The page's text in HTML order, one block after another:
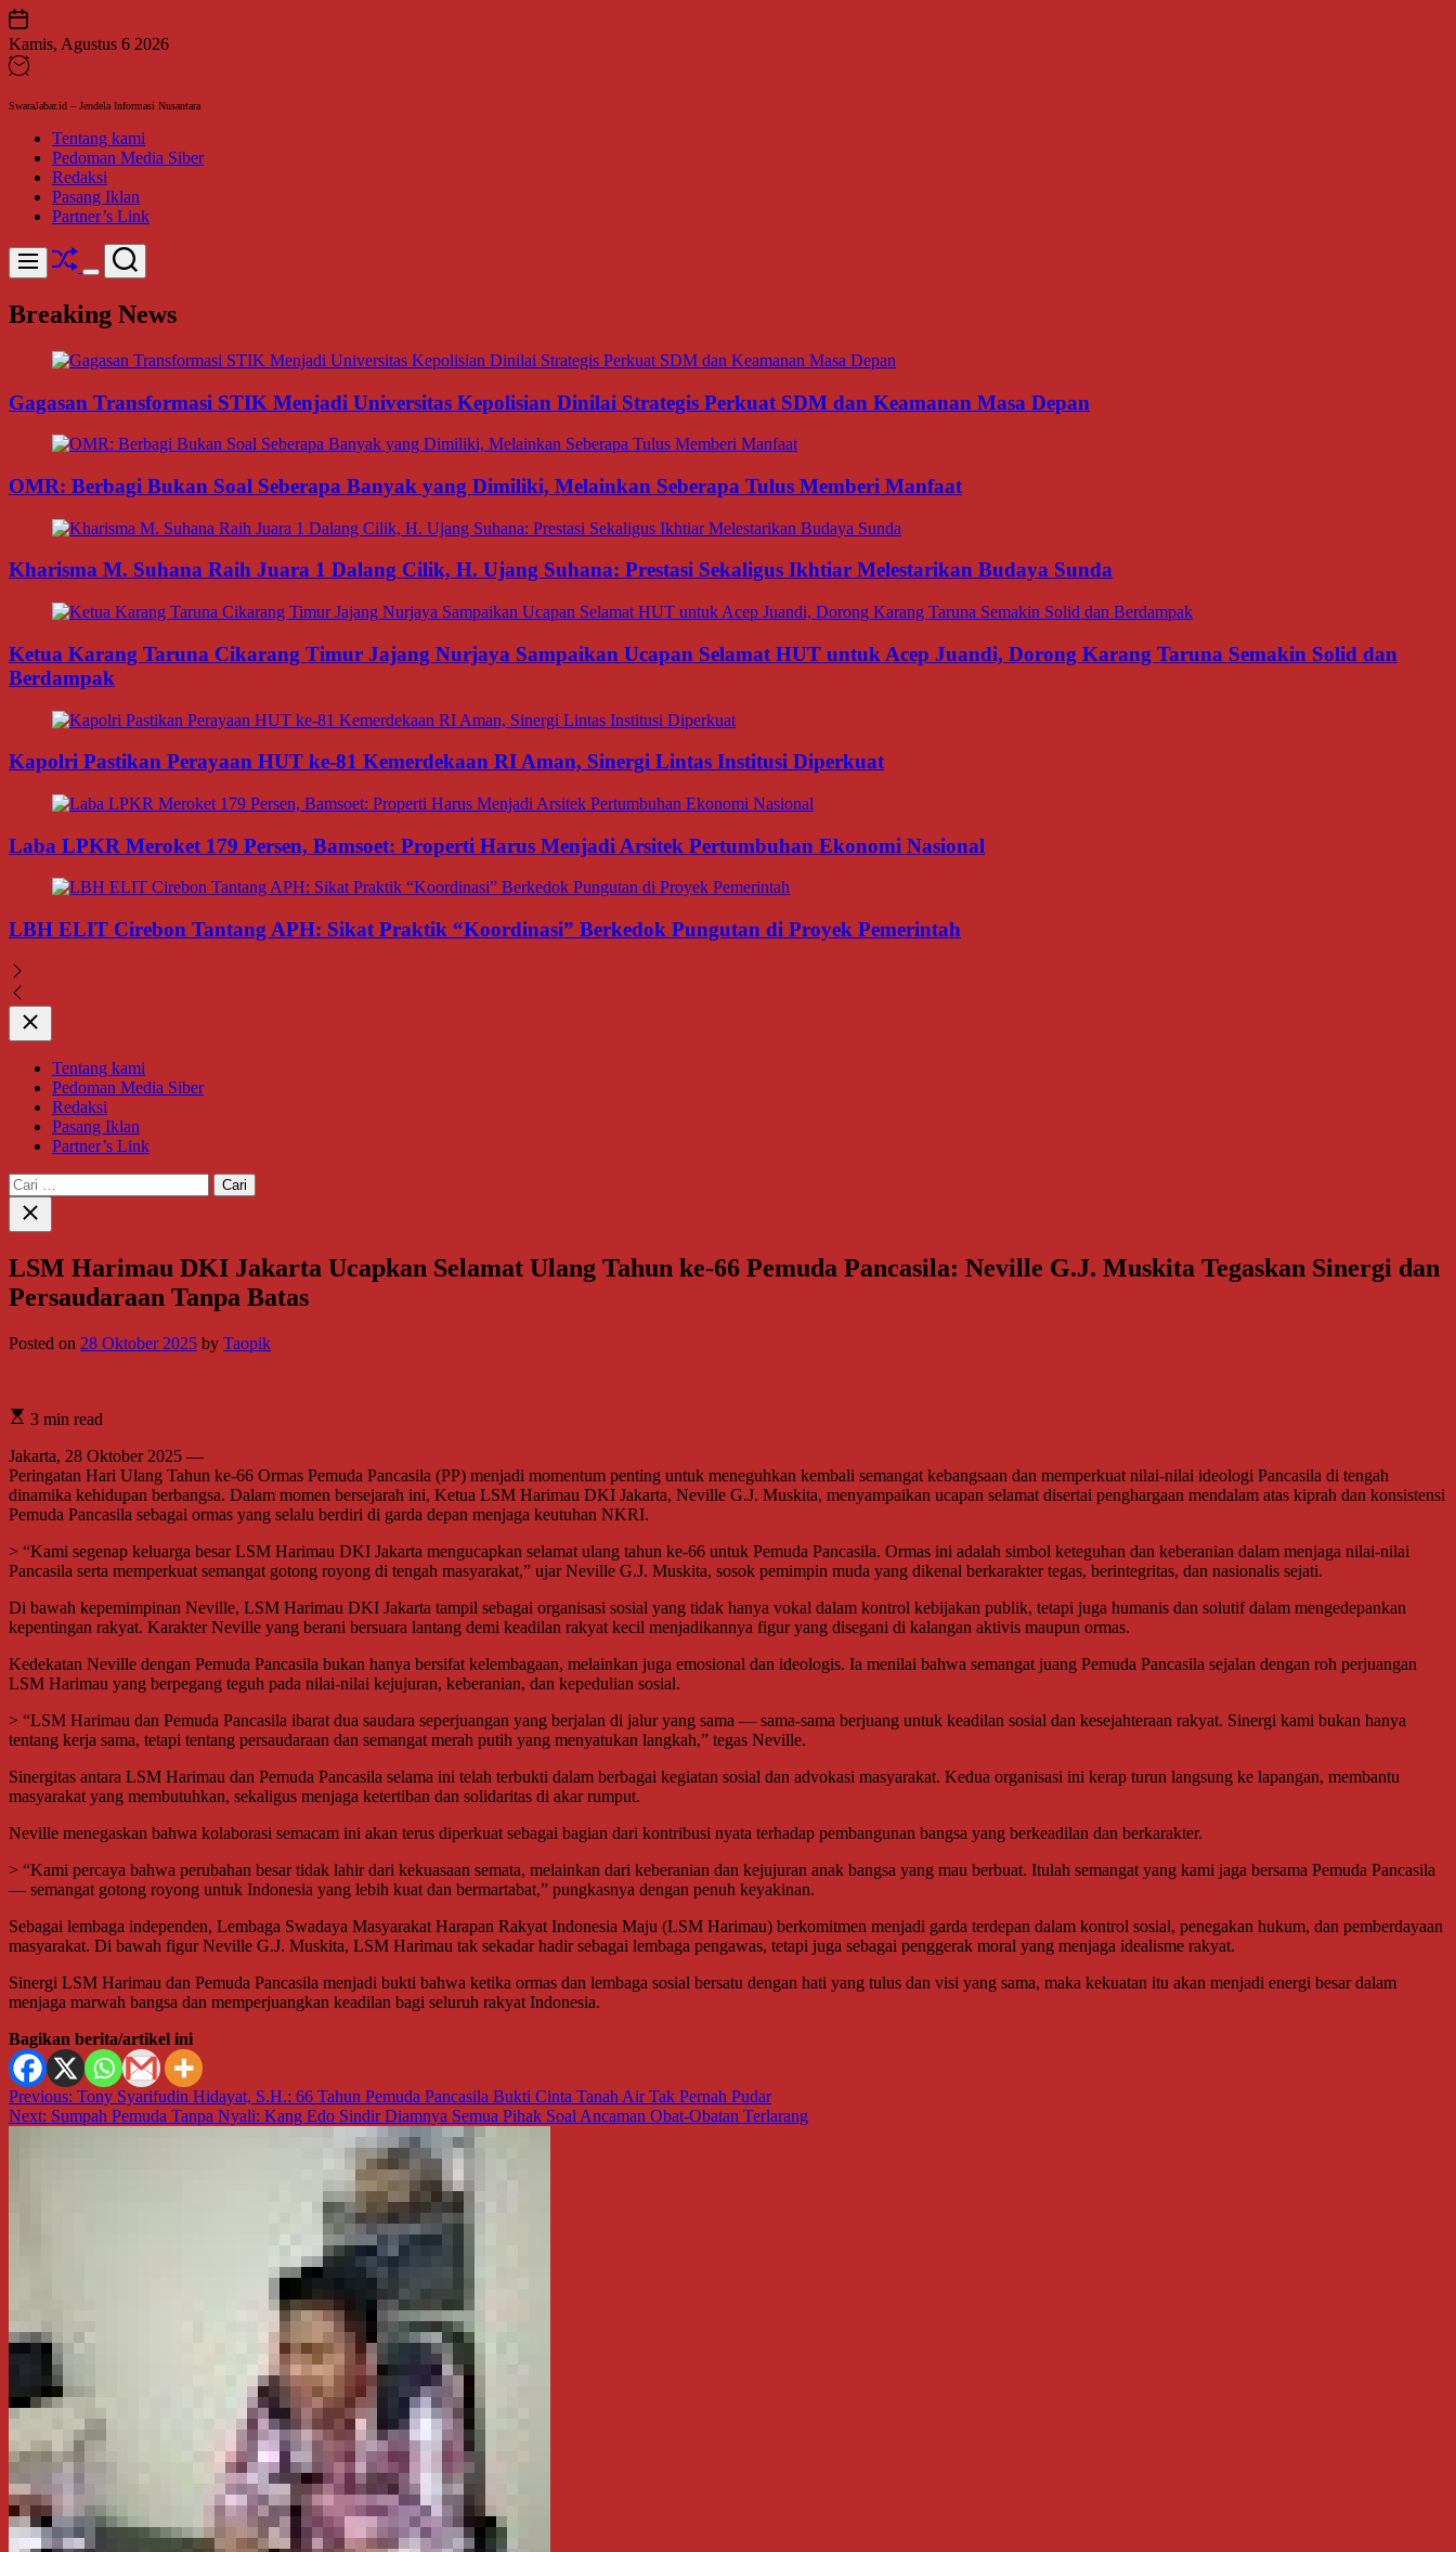
Skip
to
content
Kamis, Agustus 6 2026
SwaraJabar.id – Jendela Informasi Nusantara
Tentang kami
Pedoman Media Siber
Redaksi
Pasang Iklan
Partner’s Link
Menu Shuffle
Switch
mode
Search
Breaking News
Gagasan Transformasi STIK Menjadi Universitas Kepolisian Dinilai Strategis Perkuat SDM dan Keamanan Masa Depan
OMR: Berbagi Bukan Soal Seberapa Banyak yang Dimiliki, Melainkan Seberapa Tulus Memberi Manfaat
Kharisma M. Suhana Raih Juara 1 Dalang Cilik, H. Ujang Suhana: Prestasi Sekaligus Ikhtiar Melestarikan Budaya Sunda
Ketua Karang Taruna Cikarang Timur Jajang Nurjaya Sampaikan Ucapan Selamat HUT untuk Acep Juandi, Dorong Karang Taruna Semakin Solid dan
Berdampak
Kapolri Pastikan Perayaan HUT ke-81 Kemerdekaan RI Aman, Sinergi Lintas Institusi Diperkuat
Laba LPKR Meroket 179 Persen, Bamsoet: Properti Harus Menjadi Arsitek Pertumbuhan Ekonomi Nasional
LBH ELIT Cirebon Tantang APH: Sikat Praktik “Koordinasi” Berkedok Pungutan di Proyek Pemerintah
Close
Tentang kami
Pedoman Media Siber
Redaksi
Pasang Iklan
Partner’s Link
Cari
untuk:
Close
search
LSM Harimau DKI Jakarta Ucapkan Selamat Ulang Tahun ke-66 Pemuda Pancasila: Neville G.J. Muskita Tegaskan Sinergi dan
Persaudaraan Tanpa Batas
Posted on 28 Oktober 2025 by Taopik
3 min read
Jakarta, 28 Oktober 2025 —
Peringatan Hari Ulang Tahun ke-66 Ormas Pemuda Pancasila (PP) menjadi momentum penting untuk meneguhkan kembali semangat kebangsaan dan memperkuat nilai-nilai ideologi Pancasila di tengah
dinamika kehidupan berbangsa. Dalam momen bersejarah ini, Ketua LSM Harimau DKI Jakarta, Neville G.J. Muskita, menyampaikan ucapan selamat disertai penghargaan mendalam atas kiprah dan konsistensi
Pemuda Pancasila sebagai ormas yang selalu berdiri di garda depan menjaga keutuhan NKRI.
> “Kami segenap keluarga besar LSM Harimau DKI Jakarta mengucapkan selamat ulang tahun ke-66 untuk Pemuda Pancasila. Ormas ini adalah simbol keteguhan dan keberanian dalam menjaga nilai-nilai
Pancasila serta memperkuat semangat gotong royong di tengah masyarakat,” ujar Neville G.J. Muskita, sosok pemimpin muda yang dikenal berkarakter tegas, berintegritas, dan nasionalis sejati.
Di bawah kepemimpinan Neville, LSM Harimau DKI Jakarta tampil sebagai organisasi sosial yang tidak hanya vokal dalam kontrol kebijakan publik, tetapi juga humanis dan solutif dalam mengedepankan
kepentingan rakyat. Karakter Neville yang berani bersuara lantang demi keadilan rakyat kecil menjadikannya figur yang disegani di kalangan aktivis maupun ormas.
Kedekatan Neville dengan Pemuda Pancasila bukan hanya bersifat kelembagaan, melainkan juga emosional dan ideologis. Ia menilai bahwa semangat juang Pemuda Pancasila sejalan dengan roh perjuangan
LSM Harimau yang berpegang teguh pada nilai-nilai kejujuran, keberanian, dan kepedulian sosial.
> “LSM Harimau dan Pemuda Pancasila ibarat dua saudara seperjuangan yang berjalan di jalur yang sama — sama-sama berjuang untuk keadilan sosial dan kesejahteraan rakyat. Sinergi kami bukan hanya
tentang kerja sama, tetapi tentang persaudaraan dan semangat merah putih yang menyatukan langkah,” tegas Neville.
Sinergitas antara LSM Harimau dan Pemuda Pancasila selama ini telah terbukti dalam berbagai kegiatan sosial dan advokasi masyarakat. Kedua organisasi ini kerap turun langsung ke lapangan, membantu
masyarakat yang membutuhkan, sekaligus menjaga ketertiban dan solidaritas di akar rumput.
Neville menegaskan bahwa kolaborasi semacam ini akan terus diperkuat sebagai bagian dari kontribusi nyata terhadap pembangunan bangsa yang berkeadilan dan berkarakter.
> “Kami percaya bahwa perubahan besar tidak lahir dari kekuasaan semata, melainkan dari keberanian dan kejujuran anak bangsa yang mau berbuat. Itulah semangat yang kami jaga bersama Pemuda Pancasila
— semangat gotong royong untuk Indonesia yang lebih kuat dan bermartabat,” pungkasnya dengan penuh keyakinan.
Sebagai lembaga independen, Lembaga Swadaya Masyarakat Harapan Rakyat Indonesia Maju (LSM Harimau) berkomitmen menjadi garda terdepan dalam kontrol sosial, penegakan hukum, dan pemberdayaan
masyarakat. Di bawah figur Neville G.J. Muskita, LSM Harimau tak sekadar hadir sebagai lembaga pengawas, tetapi juga sebagai penggerak moral yang menjaga idealisme rakyat.
Sinergi LSM Harimau dan Pemuda Pancasila menjadi bukti bahwa ketika ormas dan lembaga sosial bersatu dengan hati yang tulus dan visi yang sama, maka kekuatan itu akan menjadi energi besar dalam
menjaga marwah bangsa dan memperjuangkan keadilan bagi seluruh rakyat Indonesia.
Bagikan berita/artikel ini
Navigasi
pos
Previous: Tony Syarifudin Hidayat, S.H.: 66 Tahun Pemuda Pancasila Bukti Cinta Tanah Air Tak Pernah Pudar
Next: Sumpah Pemuda Tanpa Nyali: Kang Edo Sindir Diamnya Semua Pihak Soal Ancaman Obat-Obatan Terlarang